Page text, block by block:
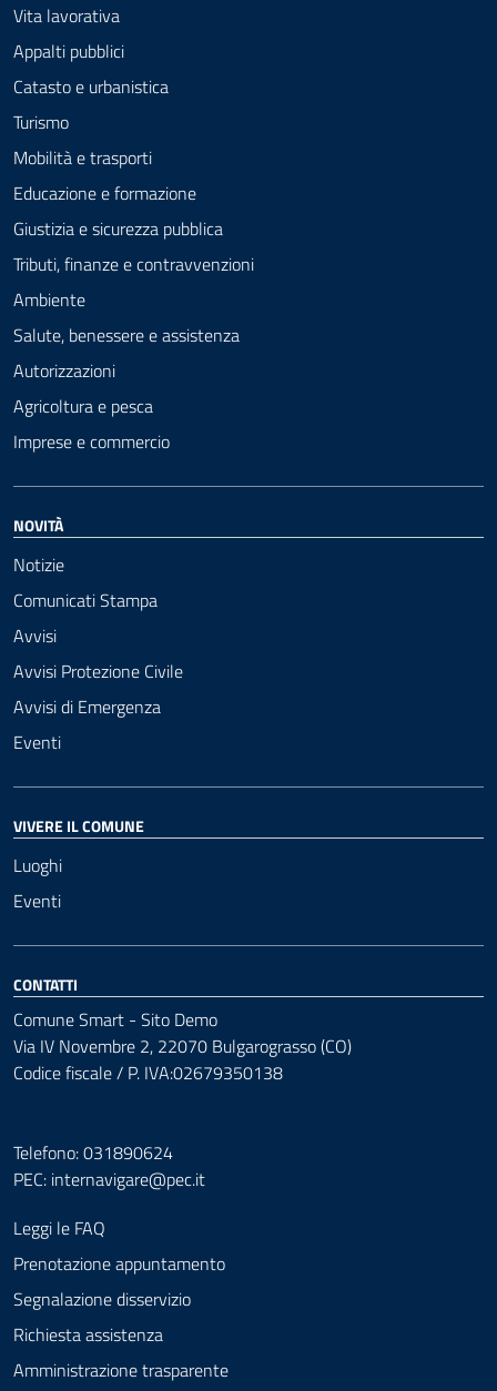
Vita lavorativa
Appalti pubblici
Catasto e urbanistica
Turismo
Mobilità e trasporti
Educazione e formazione
Giustizia e sicurezza pubblica
Tributi, finanze e contravvenzioni
Ambiente
Salute, benessere e assistenza
Autorizzazioni
Agricoltura e pesca
Imprese e commercio
NOVITÀ
Notizie
Comunicati Stampa
Avvisi
Avvisi Protezione Civile
Avvisi di Emergenza
Eventi
VIVERE IL COMUNE
Luoghi
Eventi
CONTATTI
Comune Smart - Sito Demo
Via IV Novembre 2, 22070 Bulgarograsso (CO)
Codice fiscale / P. IVA:02679350138
Telefono: 031890624
PEC: internavigare@pec.it
Leggi le FAQ
Prenotazione appuntamento
Segnalazione disservizio
Richiesta assistenza
Amministrazione trasparente